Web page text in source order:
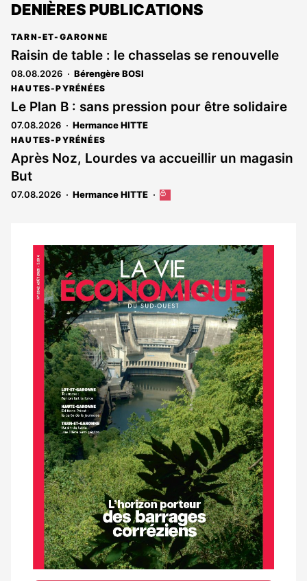
DENIÈRES PUBLICATIONS
TARN-ET-GARONNE
Raisin de table : le chasselas se renouvelle
08.08.2026 Bérengère BOSI
HAUTES-PYRÉNÉES
Le Plan B : sans pression pour être solidaire
07.08.2026 Hermance HITTE
HAUTES-PYRÉNÉES
Après Noz, Lourdes va accueillir un magasin
But
07.08.2026 Hermance HITTE
Cet
aux
abonnés
Notre
dernier
magazine